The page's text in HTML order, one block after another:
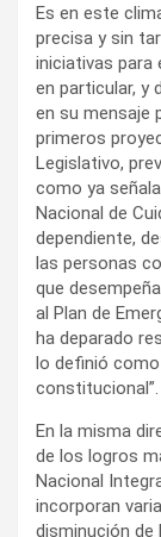
Es en este
precisa y sin
iniciativas para
en particular, y
en su mensaje
primeros
Legislativo,
como ya
Nacional de
dependiente,
las personas
que
al Plan de
ha deparado
lo definió
constitucional”.
En la misma
de los logros
Nacional
incorporan
disminución